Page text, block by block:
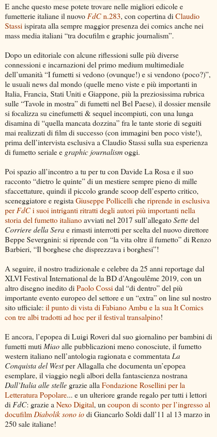
E anche questo mese potete trovare nelle migliori edicole e
fumetterie italiane il nuovo FdCn.283, con copertina di Claudio
Stassi ispirata alla sempre maggior presenza dei comics anche nei
mass media italiani “tra docufilm e graphic journalism”.
Dopo un editoriale con alcune riflessioni sulle più diverse
connessioni e incarnazioni del primo medium multimediale
dell’umanità “I fumetti si vedono (ovunque!) e si vendono (poco?)”,
le usuali news dal mondo (quelle meno viste e più importanti in
Italia, Francia, Stati Uniti e Giappone, più la preziosissima rubrica
sulle “Tavole in mostra” di fumetti nel Bel Paese), il dossier mensile
si focalizza su cinefumetti & sequel incompiuti, con una lunga
disamina di “quella mancata dozzina” fra le tante storie di seguiti
mai realizzati di film di successo (con immagini ben poco viste!),
prima dell’intervista esclusiva a Claudio Stassi sulla sua esperienza
di fumetto seriale e graphic journalismoggi.
Poi spazio all’incontro a tu per tu con Davide La Rosa e il suo
racconto “dietro le quinte” di un mestiere sempre pieno di mille
sfaccettature, quindi il piccolo grande scoop dell’esperto critico,
sceneggiatore e regista Giuseppe Pollicelli cheriprende in esclusiva
perFdCi suoi intriganti ritratti degli autori più importanti nella
storia del fumetto italianoavviati nel 2017 sull’allegatoSettedel
Corriere della Serae rimasti interrotti per scelta del nuovo direttore
Beppe Severgnini: si riprende con “la vita oltre il fumetto” di Renzo
Barbieri, “Il borghese che disprezzava i borghesi”!
A seguire, il nostro tradizionale e celebre da 25 anni reportage dal
XLVI Festival International de la BD d’Angoulême 2019, con un
altro disegno inedito di Paolo Cossi dal “di dentro” del più
importante evento europeo del settore e un “extra” on line sul nostro
sito ufficiale: il punto di vista di Fabiano Ambu e la sua It Comics
con tre albi tradotti ad hoc per il festival transalpino!
E ancora, l’epopea di Luigi Roveri dal suo giornalino per bambini di
fumetti muti Miaoalle pubblicazioni meno conosciute, il fumetto
western italiano nell’antologia ragionata e commentata La
Conquista del Westper Allagalla che documenta un’epopea
esemplare, il viaggio negli albori della fantascienza nostrana
Dall’Italia alle stelle grazie alla Fondazione Rosellini per la
Letteratura Popolare... e un ulteriore grande regalo per tutti i lettori
di FdC: grazie a Nexo Digital, un coupon di sconto per l’ingresso al
docufilm Diabolik sono iodi Giancarlo Soldi dall’11 al 13 marzo in
250 sale italiane!